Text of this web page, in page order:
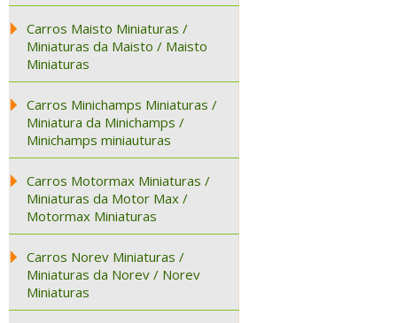
Carros Maisto Miniaturas /
Miniaturas da Maisto / Maisto
Miniaturas
Carros Minichamps Miniaturas /
Miniatura da Minichamps /
Minichamps miniauturas
Carros Motormax Miniaturas /
Miniaturas da Motor Max /
Motormax Miniaturas
Carros Norev Miniaturas /
Miniaturas da Norev / Norev
Miniaturas